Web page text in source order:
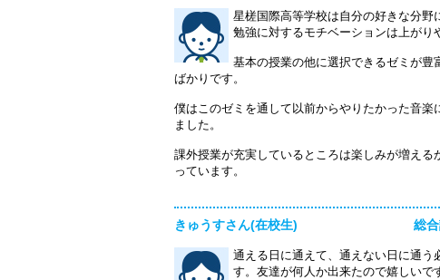
星槎国際高等学校は自分の好きな分野
勉強に対するモチベーションは上がり
基本の授業の他に選択できるゼミが豊
ばかりです。
僕はこのゼミを通して以前からやりたかった音楽
ました。
課外授業が充実しているところは楽しみが増える
っています。
きゅうすさん(在校生) 総
通える日に通えて、通えない日に通う
す。友達が何人か出来たので嬉しいで